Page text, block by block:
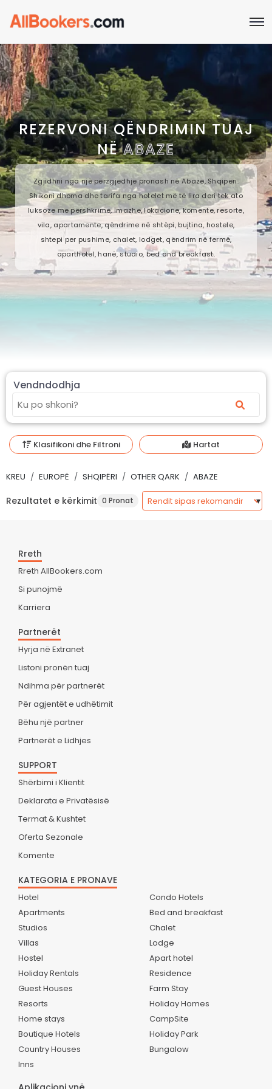
REZERVONI QËNDRIMIN TUAJ
NËABAZE
Zgjidhni nga një përzgjedhje pronash në Abaze, Shqipëri.
Shikoni dhoma dhe tarifa nga hotelet më të lira deri tek ato
luksoze me përshkrime, imazhe, lokacione, komente, resorte,
vila, apartamente, qëndrime në shtëpi, bujtina, hostele,
shtepi per pushime, chalet, lodget, qëndrim në fermë,
aparthotel, hanë, studio, bed and breakfast.
Vendndodhja
Klasifikoni dhe Filtroni Hartat
KREU EUROPË SHQIPËRI OTHER QARK ABAZE
Rezultatet e kërkimit 0 Pronat
Rreth
Rreth AllBookers.com
Si punojmë
Karriera
Partnerët
Hyrja në Extranet
Listoni pronën tuaj
Ndihma për partnerët
Për agjentët e udhëtimit
Bëhu një partner
Partnerët e Lidhjes
SUPPORT
Shërbimi i Klientit
Deklarata e Privatësisë
Termat & Kushtet
Oferta Sezonale
Komente
KATEGORIA E PRONAVE
Hotel
Apartments
Studios
Villas
Hostel
Holiday Rentals
Guest Houses
Resorts
Home stays
Boutique Hotels
Country Houses
Inns
Condo Hotels
Bed and breakfast
Chalet
Lodge
Apart hotel
Residence
Farm Stay
Holiday Homes
CampSite
Holiday Park
Bungalow